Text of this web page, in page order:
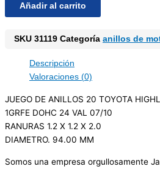
Añadir al carrito
SKU 31119 Categoría anillos de
Descripción
Valoraciones (0)
JUEGO DE ANILLOS 20 TOYOTA
1GRFE DOHC 24 VAL 07/10
RANURAS 1.2 X 1.2 X 2.0
DIAMETRO. 94.00 MM
Somos una empresa orgullosamente